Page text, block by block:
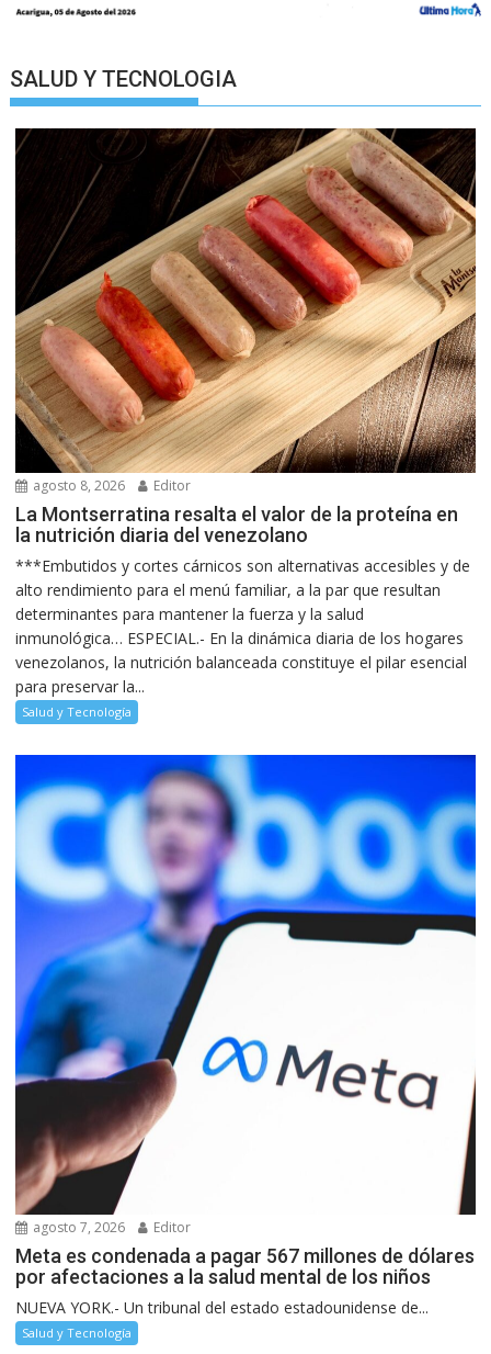
SALUD Y TECNOLOGIA
agosto 8, 2026 Editor
La Montserratina resalta el valor de la proteína en
la nutrición diaria del venezolano
***Embutidos y cortes cárnicos son alternativas accesibles y de
alto rendimiento para el menú familiar, a la par que resultan
determinantes para mantener la fuerza y la salud
inmunológica… ESPECIAL.- En la dinámica diaria de los hogares
venezolanos, la nutrición balanceada constituye el pilar esencial
para preservar la...
Salud y Tecnología
agosto 7, 2026 Editor
Meta es condenada a pagar 567 millones de dólares
por afectaciones a la salud mental de los niños
NUEVA YORK.- Un tribunal del estado estadounidense de...
Salud y Tecnología